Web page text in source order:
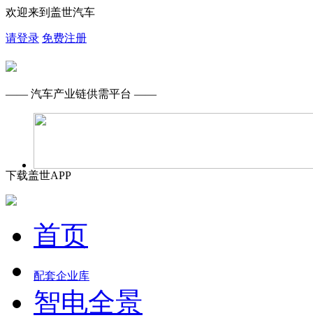
欢迎来到盖世汽车
请登录 免费注册
—— 汽车产业链供需平台 ——
下载盖世APP
首页
配套企业库
智电全景